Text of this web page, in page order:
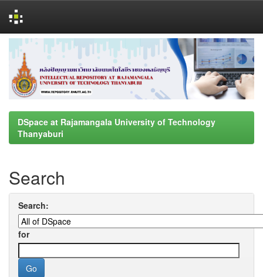
navigation
DSpace at Rajamangala University of Technology
Thanyaburi
Search
Search:
for